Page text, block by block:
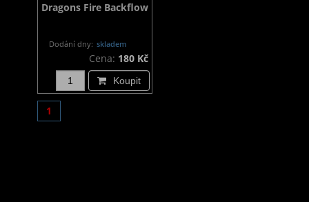
Dragons Fire Backflow
Dodání dny: skladem
Cena: 180 Kč
Koupit
1